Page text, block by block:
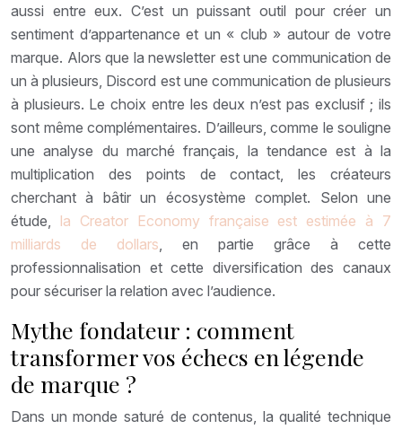
aussi entre eux. C’est un puissant outil pour créer un
sentiment d’appartenance et un « club » autour de votre
marque. Alors que la newsletter est une communication de
un à plusieurs, Discord est une communication de plusieurs
à plusieurs. Le choix entre les deux n’est pas exclusif ; ils
sont même complémentaires. D’ailleurs, comme le souligne
une analyse du marché français, la tendance est à la
multiplication des points de contact, les créateurs
cherchant à bâtir un écosystème complet. Selon une
étude, la Creator Economy française est estimée à 7
milliards de dollars , en partie grâce à cette
professionnalisation et cette diversification des canaux
pour sécuriser la relation avec l’audience.
Mythe fondateur : comment
transformer vos échecs en légende
de marque ?
Dans un monde saturé de contenus, la qualité technique